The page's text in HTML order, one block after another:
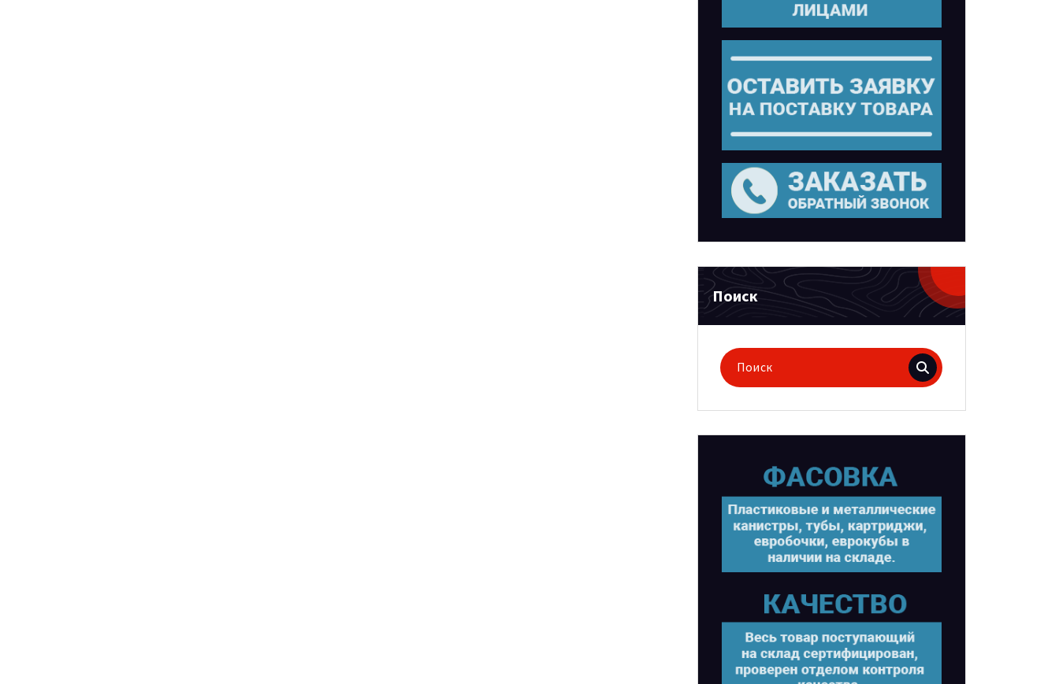
Поиск
Поиск
для: